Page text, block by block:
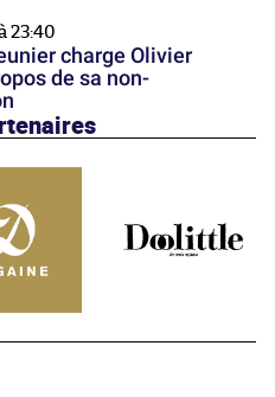
23:40
charge Olivier
de sa non-